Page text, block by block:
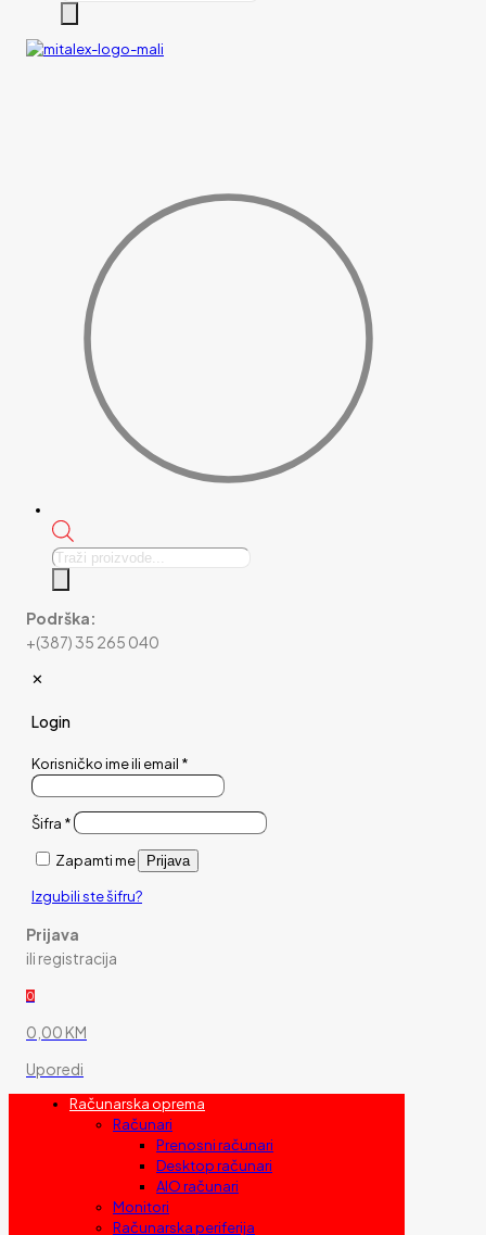
Products
Podrška:
+(387) 35 265 040
✕
Login
Korisničko ime ili email *
Šifra *
Zapamti me Prijava
Izgubili ste šifru?
Prijava
ili registracija
0
0,00 KM
Uporedi
Računarska oprema
Računari
Prenosni računari
Desktop računari
AIO računari
Monitori
Računarska periferija